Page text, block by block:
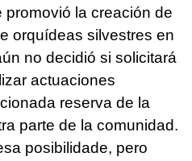
promovió la creación de
orquídeas silvestres en
no decidió si solicitará
actuaciones
reserva de la
parte de la comunidad.
posibilidade, pero